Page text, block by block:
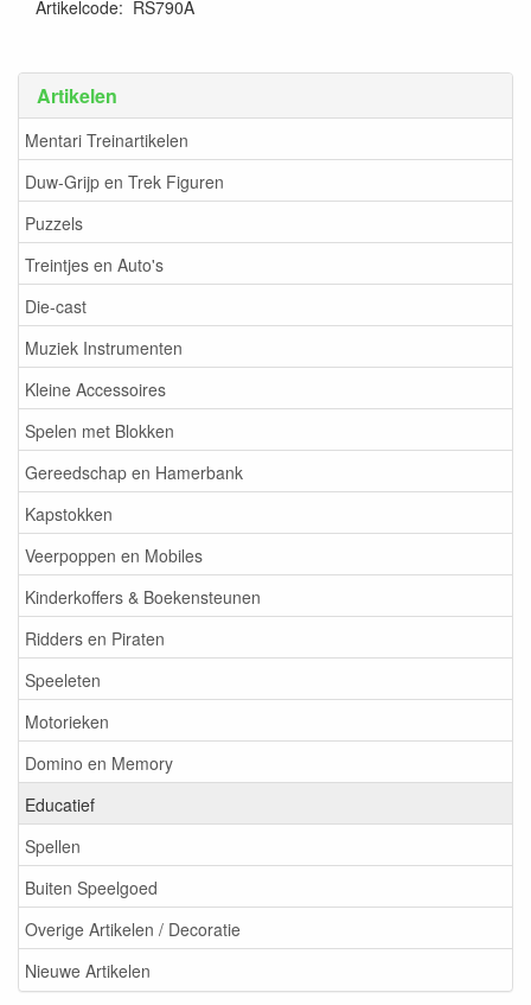
Artikelen
Mentari Treinartikelen
Duw-Grijp en Trek Figuren
Puzzels
Treintjes en Auto's
Die-cast
Muziek Instrumenten
Kleine Accessoires
Spelen met Blokken
Gereedschap en Hamerbank
Kapstokken
Veerpoppen en Mobiles
Kinderkoffers & Boekensteunen
Ridders en Piraten
Speeleten
Motorieken
Domino en Memory
Educatief
Spellen
Buiten Speelgoed
Overige Artikelen / Decoratie
Nieuwe Artikelen
Artikelcode: RS790A